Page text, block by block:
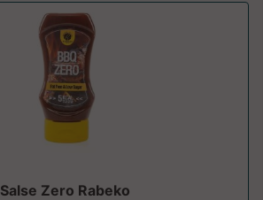
Salse Zero Rabeko